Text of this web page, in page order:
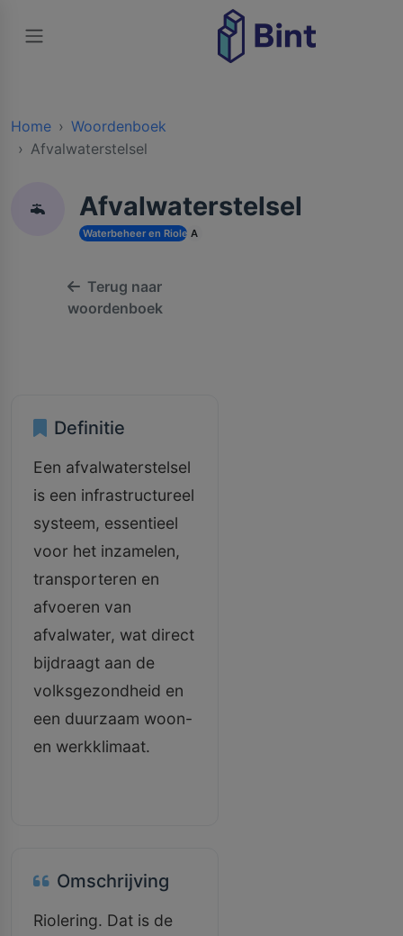
Home
Woordenboek
Afvalwaterstelsel
Afvalwaterstelsel
Waterbeheer en Riolering
A
Terug naar
woordenboek
Definitie
Een afvalwaterstelsel
is een infrastructureel
systeem, essentieel
voor het inzamelen,
transporteren en
afvoeren van
afvalwater, wat direct
bijdraagt aan de
volksgezondheid en
een duurzaam woon-
en werkklimaat.
Omschrijving
Riolering. Dat is de